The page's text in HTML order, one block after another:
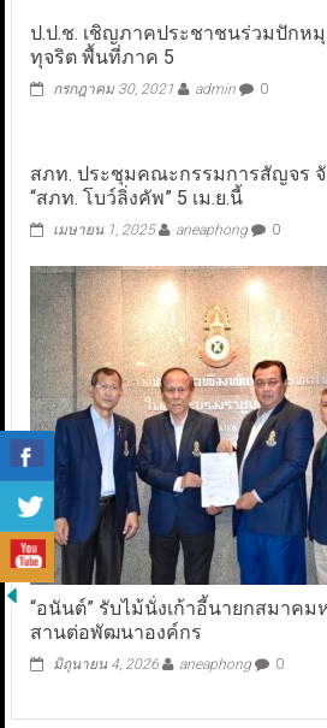
ป.ป.ช. เชิญภาคประชาชนร่วมปักหมุ
ทุจริต พื้นที่ภาค 5
กรกฎาคม 30, 2021 admin 0
สภท. ประชุมคณะกรรมการสัญจร
“สภท. โบว์ลิ่งคัพ” 5 เม.ย.นี้
เมษายน 1, 2025 aneaphong 0
“อนันต์” รับไม้นั่งเก้าอี้นายกสมาค
สานต่อพัฒนาองค์กร
มิถุนายน 4, 2026 aneaphong 0